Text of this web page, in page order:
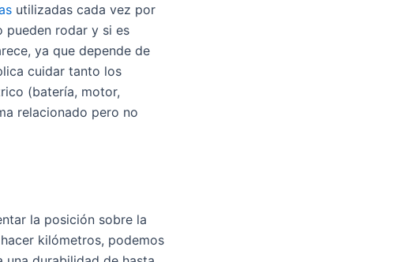
utilizadas cada vez por
pueden rodar y si es
ya que depende de
cuidar tanto los
(batería, motor,
relacionado pero no
la posición sobre la
kilómetros, podemos